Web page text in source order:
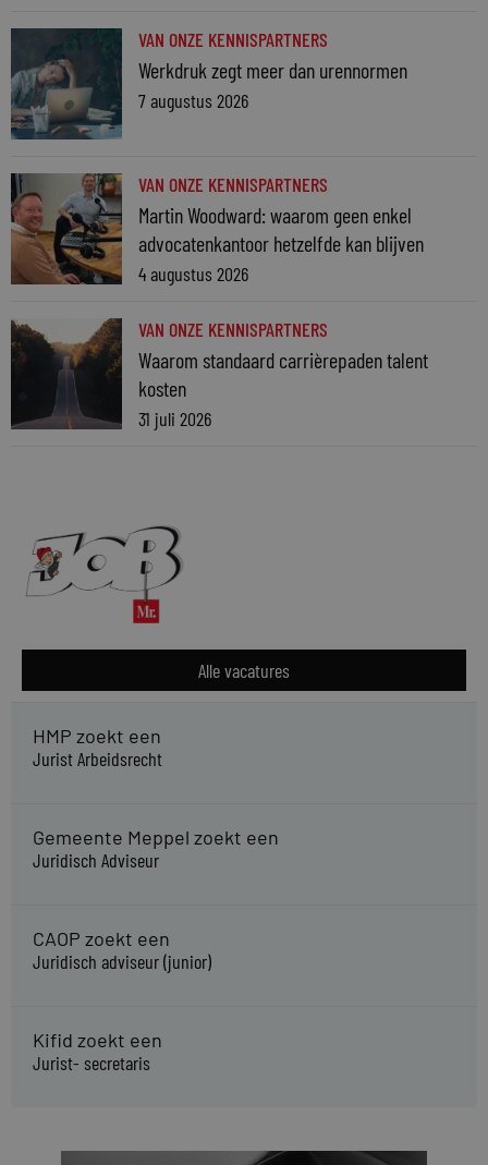
VAN ONZE KENNISPARTNERS
Werkdruk zegt meer dan urennormen
7 augustus 2026
VAN ONZE KENNISPARTNERS
Martin Woodward: waarom geen enkel
advocatenkantoor hetzelfde kan blijven
4 augustus 2026
VAN ONZE KENNISPARTNERS
Waarom standaard carrièrepaden talent
kosten
31 juli 2026
Alle vacatures
HMP zoekt een
Jurist Arbeidsrecht
Gemeente Meppel zoekt een
Juridisch Adviseur
CAOP zoekt een
Juridisch adviseur (junior)
Kifid zoekt een
Jurist- secretaris